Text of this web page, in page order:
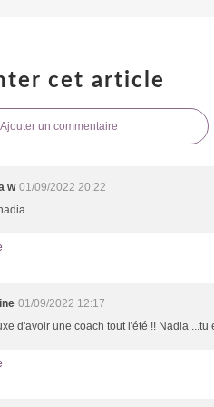
cet article
Ajouter un commentaire
w 01/09/2022 20:22
01/09/2022 12:17
d'avoir une coach tout l'été !! Nadia ...tu